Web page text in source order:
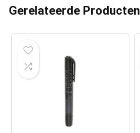
Gerelateerde Producten